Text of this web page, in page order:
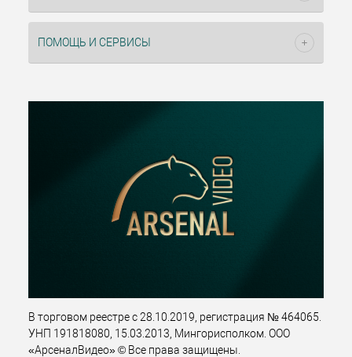
ПОМОЩЬ И СЕРВИСЫ
В торговом реестре с 28.10.2019, регистрация № 464065.
УНП 191818080, 15.03.2013, Мингорисполком. ООО
«АрсеналВидео» © Все права защищены.